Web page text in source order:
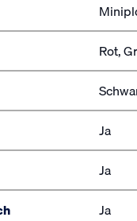
Rot,
Ja
Ja
Ja